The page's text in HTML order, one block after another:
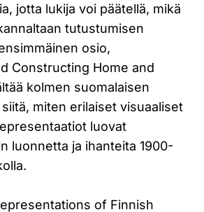
jotta lukija voi päätellä, mikä
tutustumisen
osio,
Constructing Home and
kolmen suomalaisen
miten erilaiset visuaaliset
luovat
luonnetta ja ihanteita 1900-
of Finnish